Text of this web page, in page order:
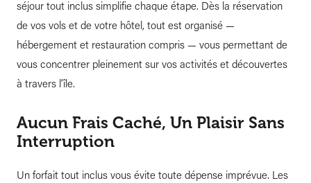
séjour tout inclus simplifie chaque étape. Dès la réservation
de vos vols et de votre hôtel, tout est organisé —
hébergement et restauration compris — vous permettant de
vous concentrer pleinement sur vos activités et découvertes
à travers l’île.
Aucun Frais Caché, Un Plaisir Sans
Interruption
Un forfait tout inclus vous évite toute dépense imprévue. Les